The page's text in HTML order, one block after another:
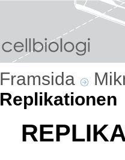
Framsida
Replikationen